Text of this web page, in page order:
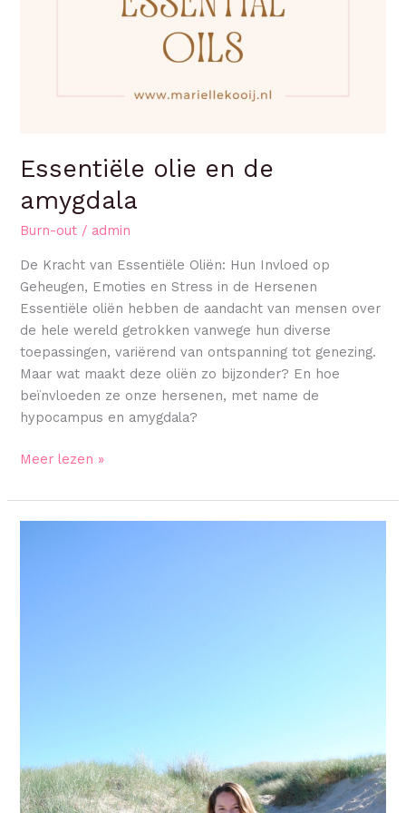
Essentiële olie en de
amygdala
Burn-out / admin
De Kracht van Essentiële Oliën: Hun Invloed op
Geheugen, Emoties en Stress in de Hersenen
Essentiële oliën hebben de aandacht van mensen over
de hele wereld getrokken vanwege hun diverse
toepassingen, variërend van ontspanning tot genezing.
Maar wat maakt deze oliën zo bijzonder? En hoe
beïnvloeden ze onze hersenen, met name de
hypocampus en amygdala?
Meer lezen »